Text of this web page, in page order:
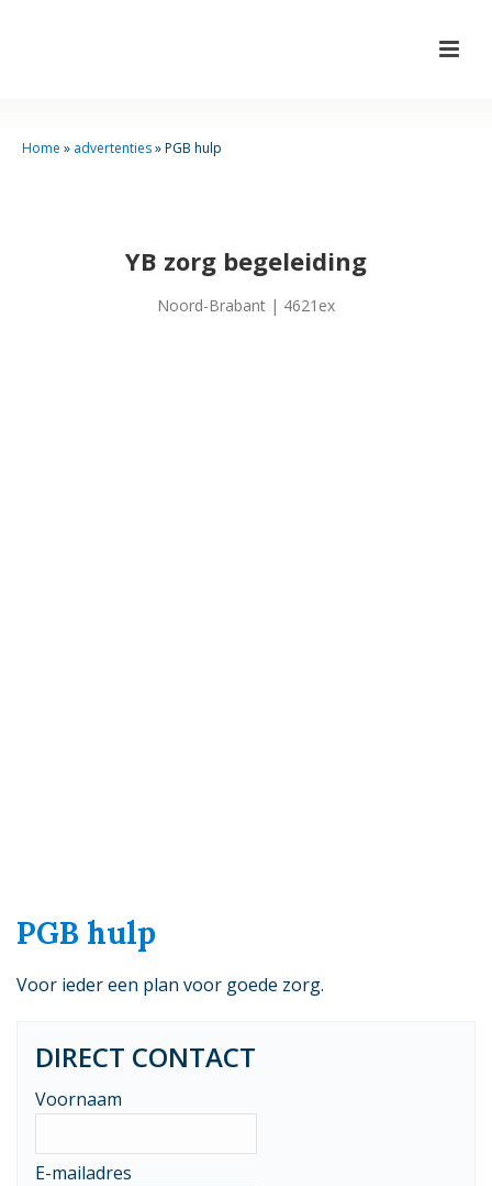
Home » advertenties»PGB hulp
YB zorg begeleiding
Noord-Brabant | 4621ex
PGB hulp
Voor ieder een plan voor goede zorg.
DIRECT CONTACT
Voornaam
E-mailadres